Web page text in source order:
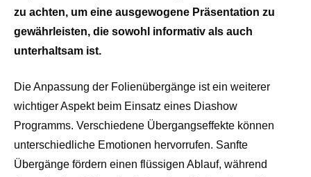
zu achten, um eine ausgewogene Präsentation zu
gewährleisten, die sowohl informativ als auch
unterhaltsam ist.
Die Anpassung der Folienübergänge ist ein weiterer
wichtiger Aspekt beim Einsatz eines Diashow
Programms. Verschiedene Übergangseffekte können
unterschiedliche Emotionen hervorrufen. Sanfte
Übergänge fördern einen flüssigen Ablauf, während